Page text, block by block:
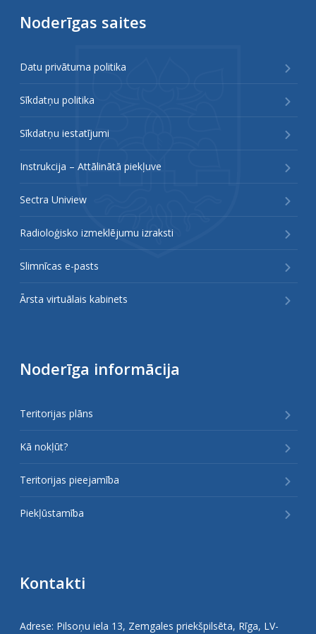
Noderīgas saites
Datu privātuma politika
Sīkdatņu politika
Sīkdatņu iestatījumi
Instrukcija – Attālinātā piekļuve
Sectra Uniview
Radioloģisko izmeklējumu izraksti
Slimnīcas e-pasts
Ārsta virtuālais kabinets
Noderīga informācija
Teritorijas plāns
Kā nokļūt?
Teritorijas pieejamība
Piekļūstamība
Kontakti
Adrese: Pilsoņu iela 13, Zemgales priekšpilsēta, Rīga, LV-